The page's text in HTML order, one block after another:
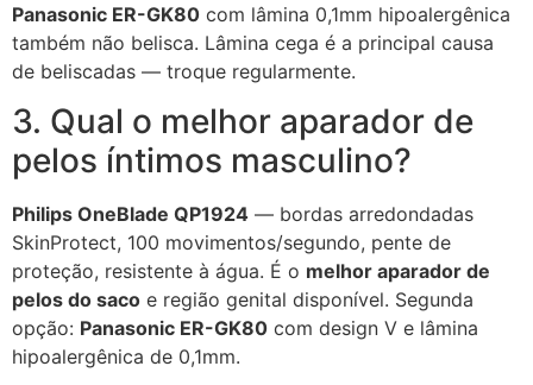
Panasonic ER-GK80 com lâmina 0,1mm hipoalergênica
também não belisca. Lâmina cega é a principal causa
de beliscadas — troque regularmente.
3. Qual o melhor aparador de
pelos íntimos masculino?
Philips OneBlade QP1924 — bordas arredondadas
SkinProtect, 100 movimentos/segundo, pente de
proteção, resistente à água. É o melhor aparador de
pelos do saco e região genital disponível. Segunda
opção: Panasonic ER-GK80 com design V e lâmina
hipoalergênica de 0,1mm.